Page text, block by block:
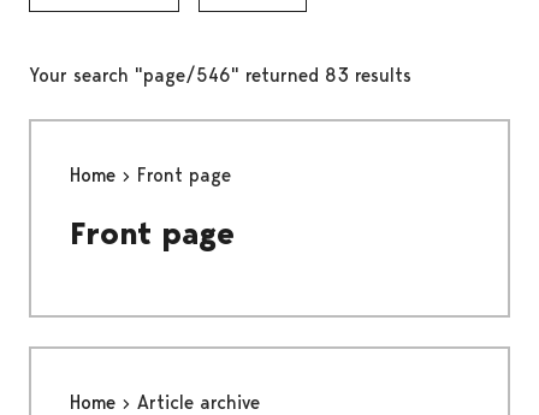
Your search "page/546" returned 83 results
Home Front page
Front page
Home Article archive